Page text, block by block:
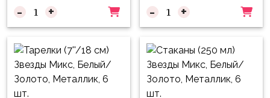
- + - +
Свечи
Бумажный
декор
Папы,
Дедушки
Тропики
Гарри
Поттер